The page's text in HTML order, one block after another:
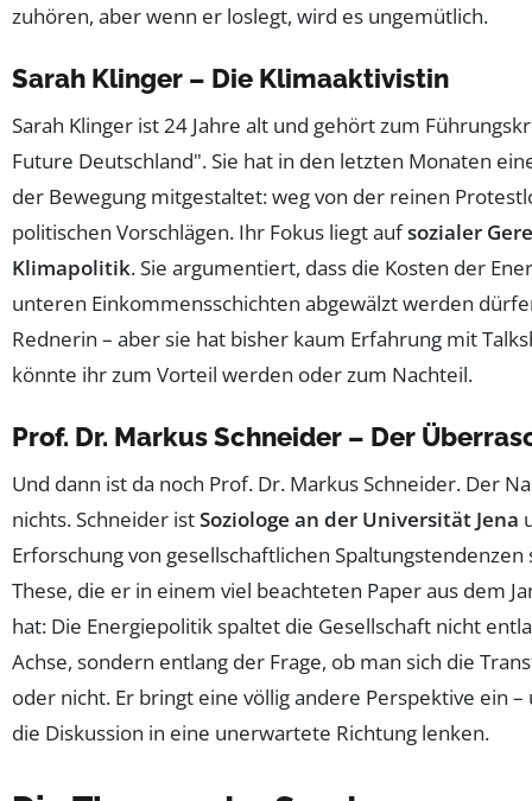
zuhören, aber wenn er loslegt, wird es ungemütlich.
Sarah Klinger – Die Klimaaktivistin
Sarah Klinger ist 24 Jahre alt und gehört zum
Future Deutschland". Sie hat in den letzten Monaten
der Bewegung mitgestaltet: weg von der reinen
politischen Vorschlägen. Ihr Fokus liegt aufsozialer
Klimapolitik. Sie argumentiert, dass die Kosten der
unteren Einkommensschichten abgewälzt werden
Rednerin – aber sie hat bisher kaum Erfahrung mit
könnte ihr zum Vorteil werden oder zum Nachteil.
Prof. Dr. Markus Schneider – Der
Und dann ist da noch Prof. Dr. Markus Schneider. Der
nichts. Schneider istSoziologe an der Universität Jena
Erforschung von gesellschaftlichen Spaltungstendenzen
These, die er in einem viel beachteten Paper aus dem
hat: Die Energiepolitik spaltet die Gesellschaft nicht
Achse, sondern entlang der Frage, ob man sich die
oder nicht. Er bringt eine völlig andere Perspektive ein
die Diskussion in eine unerwartete Richtung lenken.